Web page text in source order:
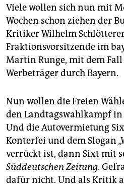
Viele wollen sich nun mit
Wochen schon ziehen der
Kritiker Wilhelm
Fraktionsvorsitzende im
Martin Runge, mit dem
Werbeträger durch Bayern.
Nun wollen die Freien
den Landtagswahlkampf in
Und die Autovermietung
Konterfei und dem Slogan
verrückt ist, dann Sixt mit
Süddeutschen Zeitung.
dafür nicht. Und als Kritik